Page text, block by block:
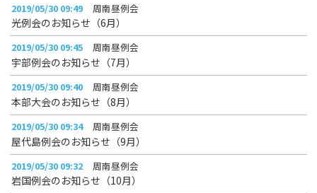
2019/05/30 09:49 周南昼例会
光例会のお知らせ（6月）
2019/05/30 09:45 周南昼例会
宇部例会のお知らせ（7月）
2019/05/30 09:40 周南昼例会
本部大会のお知らせ（8月）
2019/05/30 09:34 周南昼例会
屋代島例会のお知らせ（9月）
2019/05/30 09:32 周南昼例会
岩国例会のお知らせ（10月）